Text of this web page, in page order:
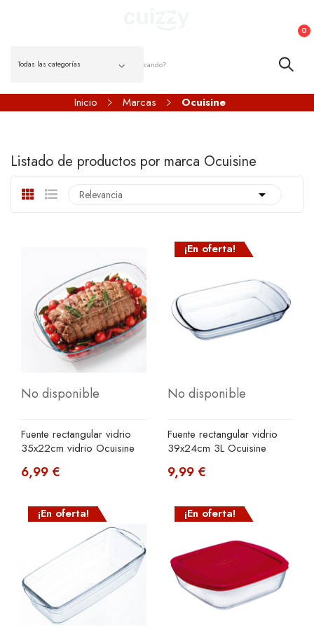
0
Inicio Marcas Ocuisine
Listado de productos por marca Ocuisine
Relevancia 
No disponible
Fuente rectangular vidrio
35x22cm vidrio Ocuisine
6,99 €
¡En oferta!
No disponible
Fuente rectangular vidrio
39x24cm 3L Ocuisine
9,99 €
¡En oferta! ¡En oferta!